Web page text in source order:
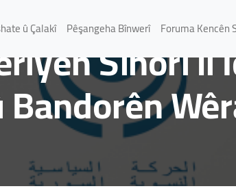
û Çalakî Pêşangeha Bînwerî Foruma Kencên
Siyasî ya
Sînorî li